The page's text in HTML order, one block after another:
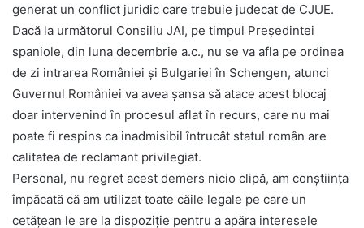
generat un conflict juridic care trebuie judecat de CJUE.
Dacă la următorul Consiliu JAI, pe timpul Președintei
spaniole, din luna decembrie a.c., nu se va afla pe ordinea
de zi intrarea României și Bulgariei în Schengen, atunci
Guvernul României va avea șansa să atace acest blocaj
doar intervenind în procesul aflat în recurs, care nu mai
poate fi respins ca inadmisibil întrucât statul român are
calitatea de reclamant privilegiat.
Personal, nu regret acest demers nicio clipă, am conștiința
împăcată că am utilizat toate căile legale pe care un
cetățean le are la dispoziție pentru a apăra interesele